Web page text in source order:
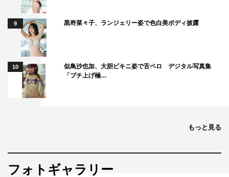
9 黒嵜菜々子、ランジェリー姿で色白美ボディ披露
10
似鳥沙也加、大胆ビキニ姿で舌ペロ デジタル写真集
「ブチ上げ極…
もっと見る
フォトギャラリー